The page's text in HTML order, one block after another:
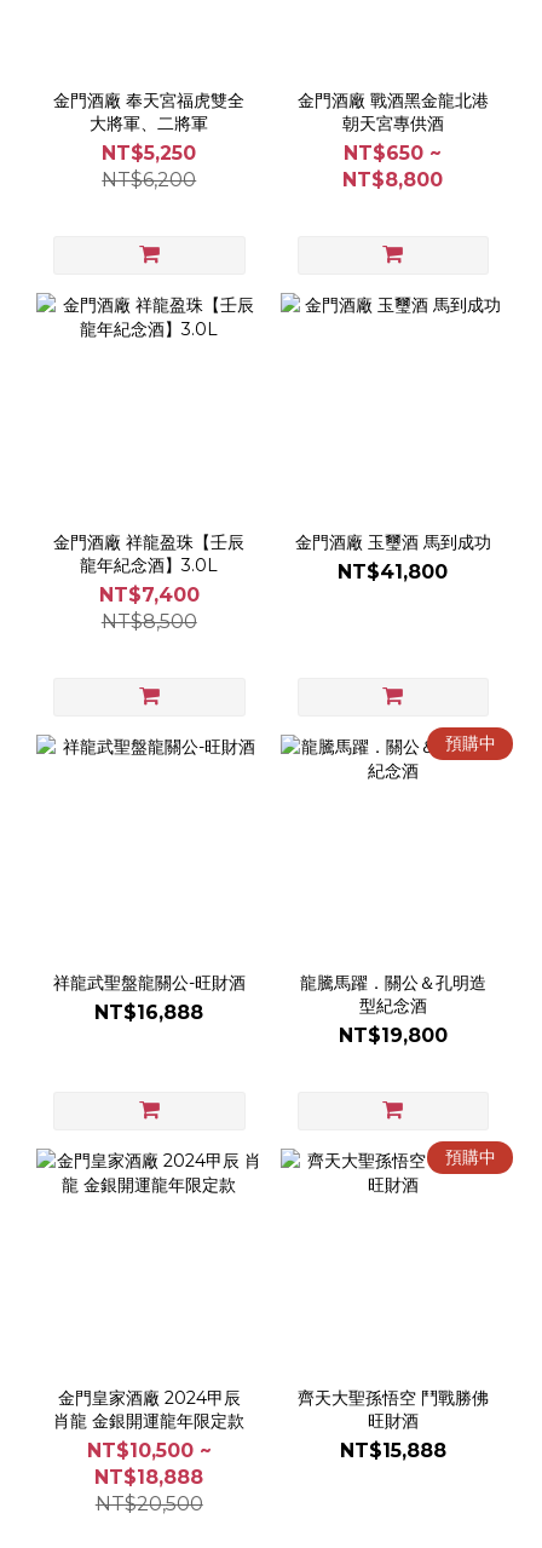
金門酒廠 奉天宮福虎雙全
大將軍、二將軍
NT$5,250
NT$6,200
金門酒廠 戰酒黑金龍北港
朝天宮專供酒
NT$650 ~
NT$8,800
金門酒廠 祥龍盈珠【壬辰
龍年紀念酒】3.0L
NT$7,400
NT$8,500
金門酒廠 玉璽酒 馬到成功
NT$41,800
祥龍武聖盤龍關公-旺財酒
NT$16,888
預購中
龍騰馬躍．關公＆孔明造
型紀念酒
NT$19,800
金門皇家酒廠 2024甲辰
肖龍 金銀開運龍年限定款
NT$10,500 ~
NT$18,888
NT$20,500
預購中
齊天大聖孫悟空 鬥戰勝佛
旺財酒
NT$15,888